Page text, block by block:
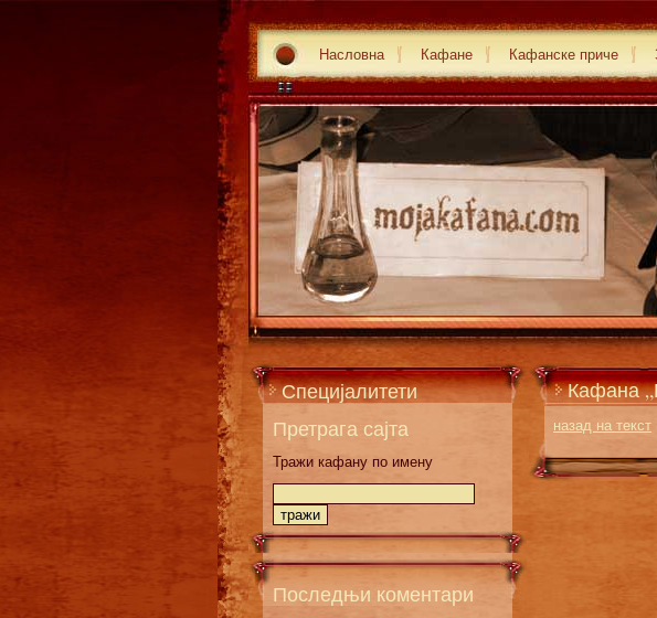
Насловна Кафане Кафанске приче
Специјалитети
Претрага сајта
Тражи кафану по имену
Последњи коментари
Кафана
назад на текст